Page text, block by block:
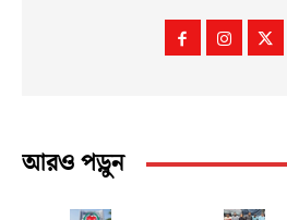
আরও পড়ুন